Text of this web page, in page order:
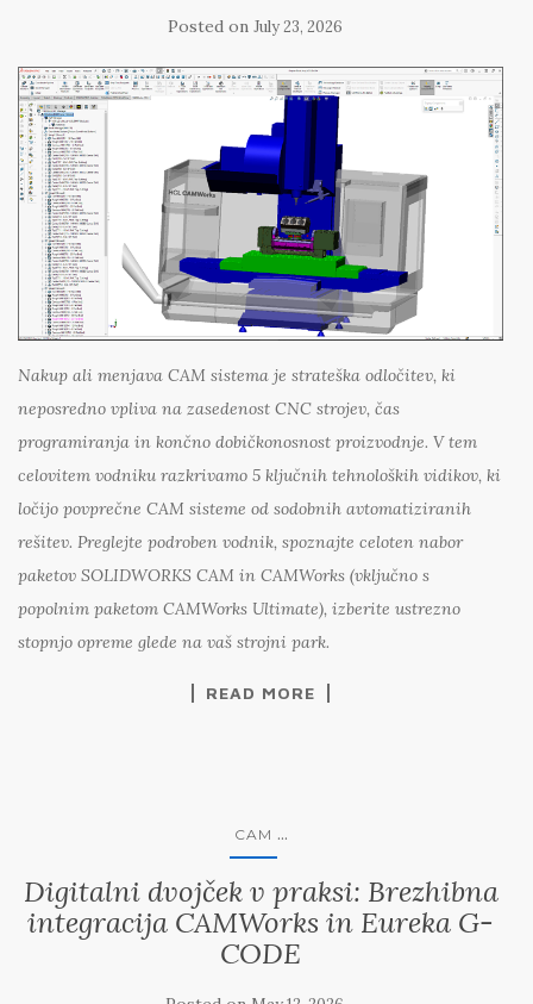
Posted on July 23, 2026
Nakup ali menjava CAM sistema je strateška odločitev, ki
neposredno vpliva na zasedenost CNC strojev, čas
programiranja in končno dobičkonosnost proizvodnje. V tem
celovitem vodniku razkrivamo 5 ključnih tehnoloških vidikov, ki
ločijo povprečne CAM sisteme od sodobnih avtomatiziranih
rešitev. Preglejte podroben vodnik, spoznajte celoten nabor
paketov SOLIDWORKS CAM in CAMWorks (vključno s
popolnim paketom CAMWorks Ultimate), izberite ustrezno
stopnjo opreme glede na vaš strojni park.
READ MORE
CAM ...
Digitalni dvojček v praksi: Brezhibna
integracija CAMWorks in Eureka G-
CODE